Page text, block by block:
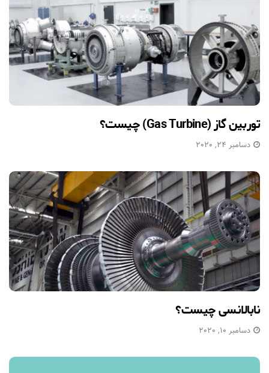
توربین گاز (Gas Turbine) چیست؟
دسامبر 24, 2020
نابالانسی چیست؟
دسامبر 10, 2020